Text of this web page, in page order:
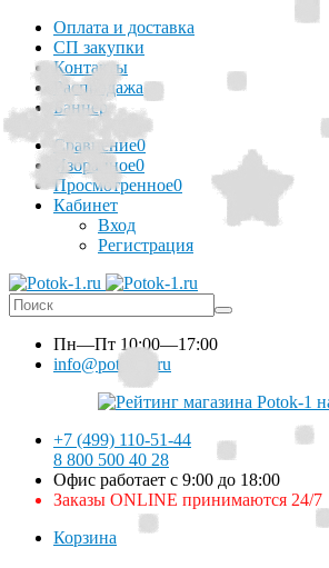
Оплата и доставка
СП закупки
Контакты
Распродажа
Баннер
Сравнение0
Избранное0
Просмотренное0
Кабинет
Вход
Регистрация
Пн—Пт 10:00—17:00
info@potok-1.ru
+7 (499) 110-51-44
8 800 500 40 28
Офис работает с 9:00 до 18:00
Заказы ONLINE принимаются 24/7
Корзина